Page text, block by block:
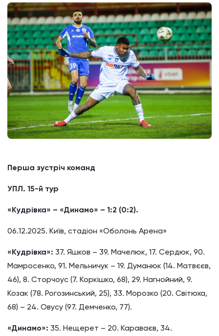
Перша зустріч команд
УПЛ. 15-й тур
«Кудрівка» – «Динамо» – 1:2 (0:2).
06.12.2025. Київ, стадіон «Оболонь Арена»
«Кудрівка»: 37. Яшков – 39. Мачелюк, 17. Сердюк, 90.
Мамросенко, 91. Мельничук – 19. Думанюк (14. Матвєєв,
46), 8. Сторчоус (7. Коркішко, 68), 29. Нагнойний, 9.
Козак (78. Рогозинський, 25), 33. Морозко (20. Світюха,
68) – 24. Овусу (97. Демченко, 77).
«Динамо»: 35. Нещерет – 20. Караваєв, 34.